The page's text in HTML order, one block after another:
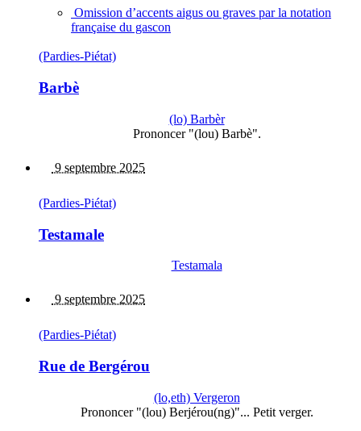
Omission d’accents aigus ou graves par la notation
française du gascon
(Pardies-Piétat)
Barbè
(lo) Barbèr
Prononcer "(lou) Barbè".
9 septembre 2025
(Pardies-Piétat)
Testamale
Testamala
9 septembre 2025
(Pardies-Piétat)
Rue de Bergérou
(lo,eth) Vergeron
Prononcer "(lou) Berjérou(ng)"... Petit verger.